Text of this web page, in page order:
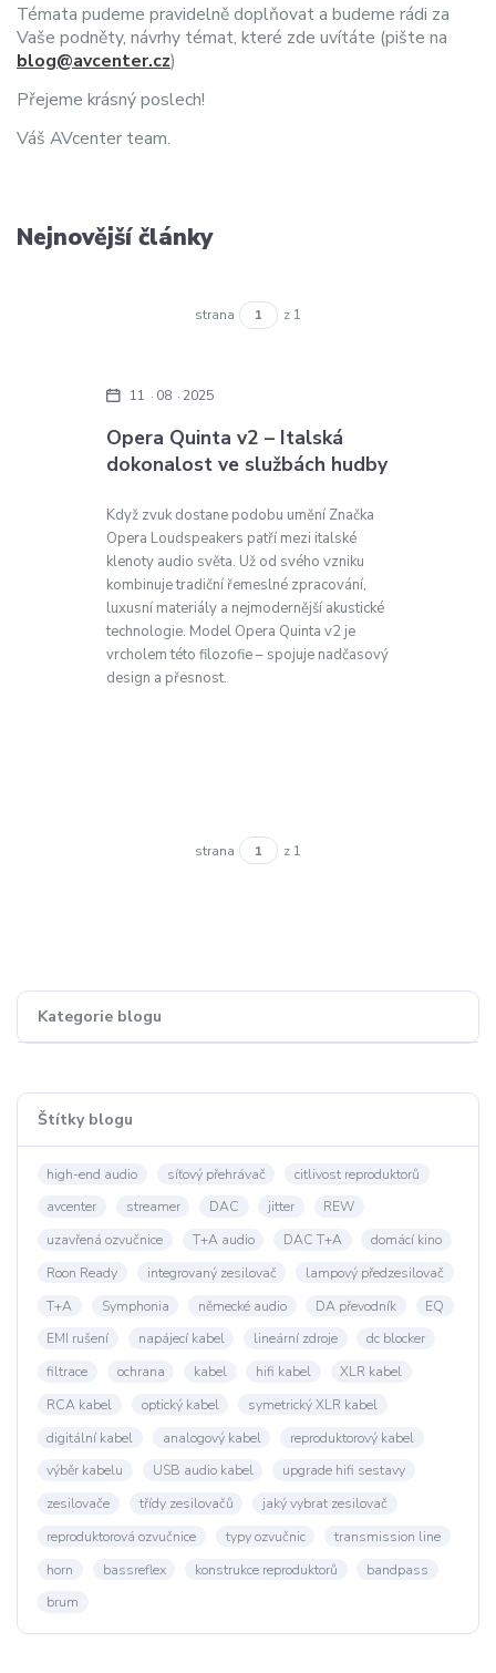
Kategorie blogu
Štítky blogu
high-end audio síťový přehrávač
citlivost reproduktorů
avcenter
streamer DAC jitter
REW
uzavřená ozvučnice
T+A audio DAC T+A
domácí kino
Roon Ready
integrovaný zesilovač
lampový předzesilovač
T+A
Symphonia německé audio DA převodník
EQ
EMI rušení
napájecí kabel lineární zdroje
dc blocker
filtrace
ochrana kabel hifi kabel
XLR kabel
RCA kabel
optický kabel
symetrický XLR kabel
digitální kabel
analogový kabel
reproduktorový kabel
výběr kabelu
USB audio kabel
upgrade hifi sestavy
zesilovače
třídy zesilovačů
jaký vybrat zesilovač
reproduktorová ozvučnice
typy ozvučnic
transmission line
horn
bassreflex konstrukce reproduktorů
bandpass
brum
Témata pudeme pravidelně doplňovat a budeme rádi za
Vaše podněty, návrhy témat, které zde uvítáte (pište na
blog@avcenter.cz)
Přejeme krásný poslech!
Váš AVcenter team.
Nejnovější články
strana z 1
Opera Quinta v2 – Italská
dokonalost ve službách hudby
11 08 2025
Když zvuk dostane podobu umění Značka
Opera Loudspeakers patří mezi italské
klenoty audio světa. Už od svého vzniku
kombinuje tradiční řemeslné zpracování,
luxusní materiály a nejmodernější akustické
technologie. Model Opera Quinta v2 je
vrcholem této filozofie – spojuje nadčasový
design a přesnost.
strana z 1